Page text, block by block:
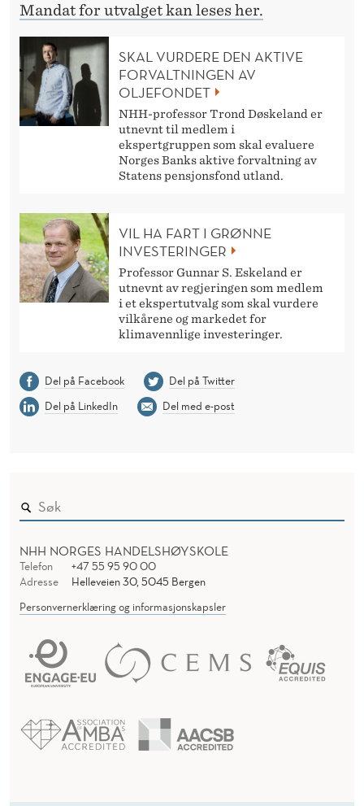
Mandat for utvalget kan leses her.
SKAL VURDERE DEN AKTIVE
FORVALTNINGEN AV
OLJEFONDET
NHH-professor Trond Døskeland er
utnevnt til medlem i
ekspertgruppen som skal evaluere
Norges Banks aktive forvaltning av
Statens pensjonsfond utland.
VIL HA FART I GRØNNE
INVESTERINGER
Professor Gunnar S. Eskeland er
utnevnt av regjeringen som medlem
i et ekspertutvalg som skal vurdere
vilkårene og markedet for
klimavennlige investeringer.
Del på Facebook
Del på Twitter
Del på LinkedIn
Del med e-post
NHH NORGES HANDELSHØYSKOLE
Telefon
+47 55 95 90 00
Adresse
Helleveien 30, 5045 Bergen
Personvernerklæring og informasjonskapsler